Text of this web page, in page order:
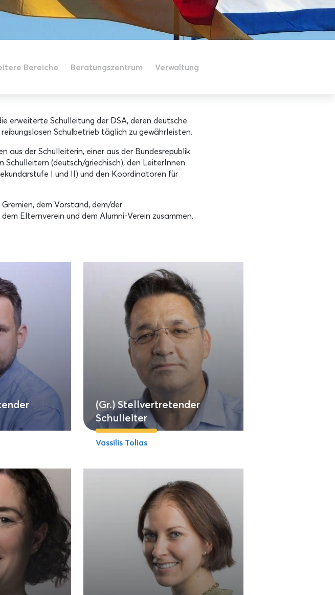
Bereiche Beratungszentrum Verwaltung
erweiterte Schulleitung der DSA, deren deutsche
Schulbetrieb täglich zu gewährleisten.
aus der Schulleiterin, einer aus der Bundesrepublik
(deutsch/griechisch), den LeiterInnen
I und II) und den Koordinatoren für
dem Vorstand, dem/der
Elternverein und dem Alumni-Verein zusammen.
(Gr.) Stellvertretender
Schulleiter
Vassilis Tolias